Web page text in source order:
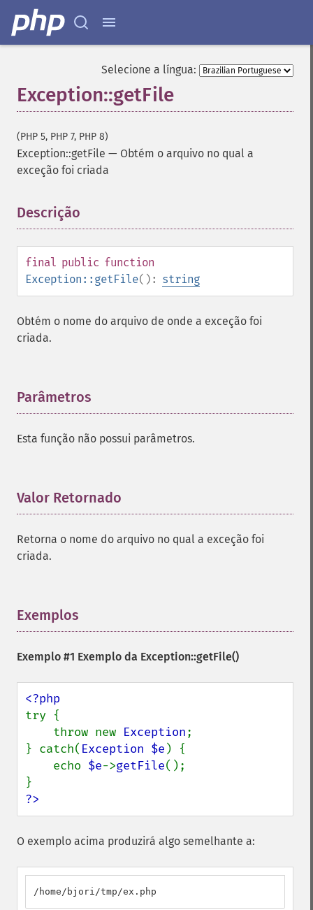
Selecione a língua:
Exception::getFile
(PHP 5, PHP 7, PHP 8)
Exception::getFile — Obtém o arquivo no qual a
exceção foi criada
Descrição
final public function
Exception::getFile(): string
Obtém o nome do arquivo de onde a exceção foi
criada.
Parâmetros
Esta função não possui parâmetros.
Valor Retornado
Retorna o nome do arquivo no qual a exceção foi
criada.
Exemplos
Exemplo #1 Exemplo da Exception::getFile()
try {
    throw new
Exception;
} catch( Exception $e ) {
    echo
$e->getFile();
?>
O exemplo acima produzirá algo semelhante a:
/home/bjori/tmp/ex.php